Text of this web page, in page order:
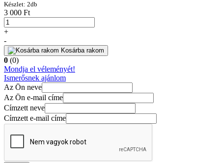
Készlet: 2db
3 000 Ft
+
-
Kosárba rakom
0 (0)
Mondja el véleményét!
Ismerősnek ajánlom
Az Ön neve
Az Ön e-mail címe
Címzett neve
Címzett e-mail címe